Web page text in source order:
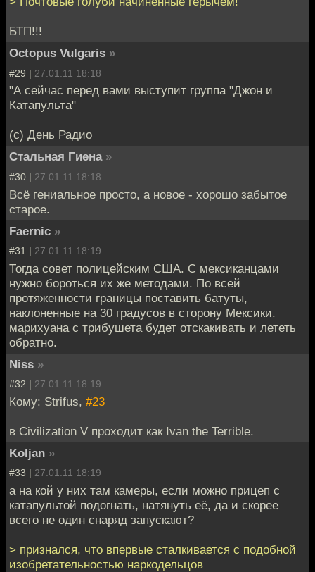
БТП!!!
Octopus Vulgaris »
#29 | 27.01.11 18:18
"А сейчас перед вами выступит группа "Джон и
Катапульта"
(с) День Радио
Стальная Гиена »
#30 | 27.01.11 18:18
Всё гениальное просто, а новое - хорошо забытое
старое.
Faernic »
#31 | 27.01.11 18:19
Тогда совет полицейским США. С мексиканцами
нужно бороться их же методами. По всей
протяженности границы поставить батуты,
наклоненные на 30 градусов в сторону Мексики.
марихуана с трибушета будет отскакивать и лететь
обратно.
Niss »
#32 | 27.01.11 18:19
Кому: Strifus, #23
в Civilization V проходит как Ivan the Terrible.
Koljan »
#33 | 27.01.11 18:19
а на кой у них там камеры, если можно прицеп с
катапультой подогнать, натянуть её, да и скорее
всего не один снаряд запускают?
> признался, что впервые сталкивается с подобной
изобретательностью наркодельцов